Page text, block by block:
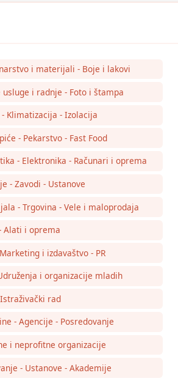
i materijali - Boje i lakovi
usluge i radnje - Foto i štampa
Klimatizacija - Izolacija
- Pekarstvo - Fast Food
- Elektronika - Računari i oprema
- Zavodi - Ustanove
- Trgovina - Vele i maloprodaja
Alati i oprema
i izdavaštvo - PR
i organizacije mladih
rad
- Agencije - Posredovanje
i neprofitne organizacije
- Ustanove - Akademije